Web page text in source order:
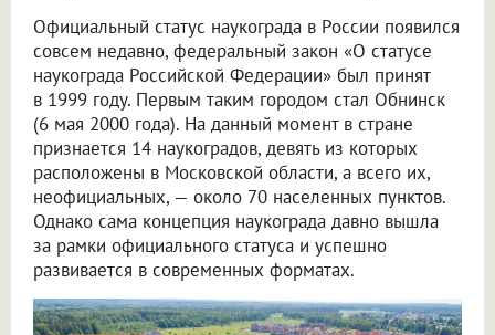
Официальный статус наукограда в России появился
совсем недавно, федеральный закон «О статусе
наукограда Российской Федерации» был принят
в 1999 году. Первым таким городом стал Обнинск
(6 мая 2000 года). На данный момент в стране
признается 14 наукоградов, девять из которых
расположены в Московской области, а всего их,
неофициальных, — около 70 населенных пунктов.
Однако сама концепция наукограда давно вышла
за рамки официального статуса и успешно
развивается в современных форматах.